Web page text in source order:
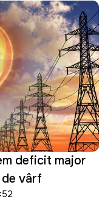
deficit major
vârf